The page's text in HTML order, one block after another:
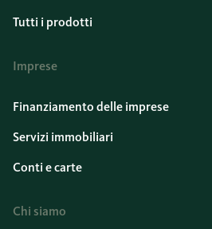
Tutti i prodotti
Imprese
Finanziamento delle imprese
Servizi immobiliari
Conti e carte
Chi siamo